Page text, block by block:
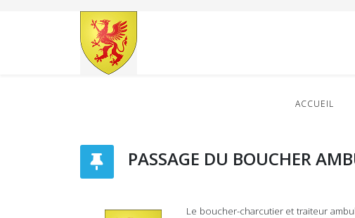
ACCUEIL
PASSAGE DU BOUCHER
Le boucher-charcutier et traiteur